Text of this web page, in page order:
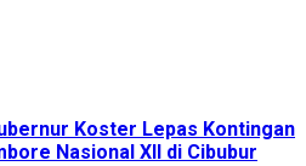
Koster Lepas Kontingan
Nasional XII di Cibubur